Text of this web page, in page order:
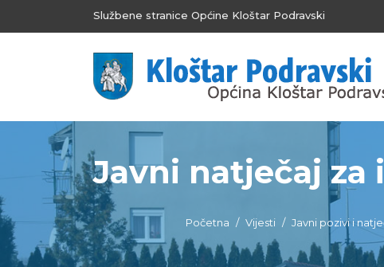
Službene stranice Općine Kloštar Podravski
Javni natječaj
Početna Vijesti Javni pozivi i